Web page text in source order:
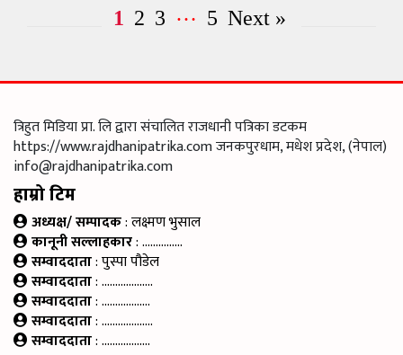
1 2 3 … 5 Next »
त्रिहुत मिडिया प्रा. लि द्वारा संचालित राजधानी पत्रिका डटकम
https://www.rajdhanipatrika.com जनकपुरधाम, मधेश प्रदेश, (नेपाल)
info@rajdhanipatrika.com
हाम्रो टिम
अध्यक्ष/ सम्पादक: लक्ष्मण भुसाल
कानूनी सल्लाहकार: ……………
सम्वाददाता: पुस्पा पौडेल
सम्वाददाता: ……………….
सम्वाददाता: ………………
सम्वाददाता: ……………….
सम्वाददाता: ………………